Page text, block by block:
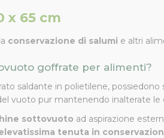
x 65 cm
conservazione di salumi e altri
goffrate per alimenti?
saldante in polietilene, possiedono
vuoto pur mantenendo inalterate
sottovuoto ad aspirazione
tenuta in